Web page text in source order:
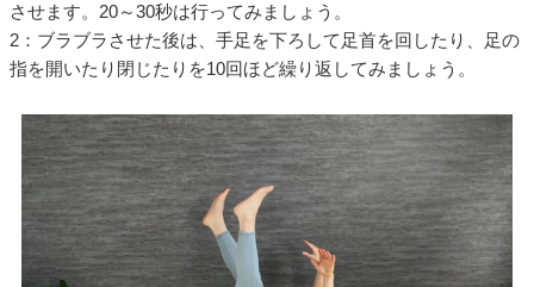
させます。20～30秒は行ってみましょう。
2：ブラブラさせた後は、手足を下ろして足首を回したり、足の
指を開いたり閉じたりを10回ほど繰り返してみましょう。